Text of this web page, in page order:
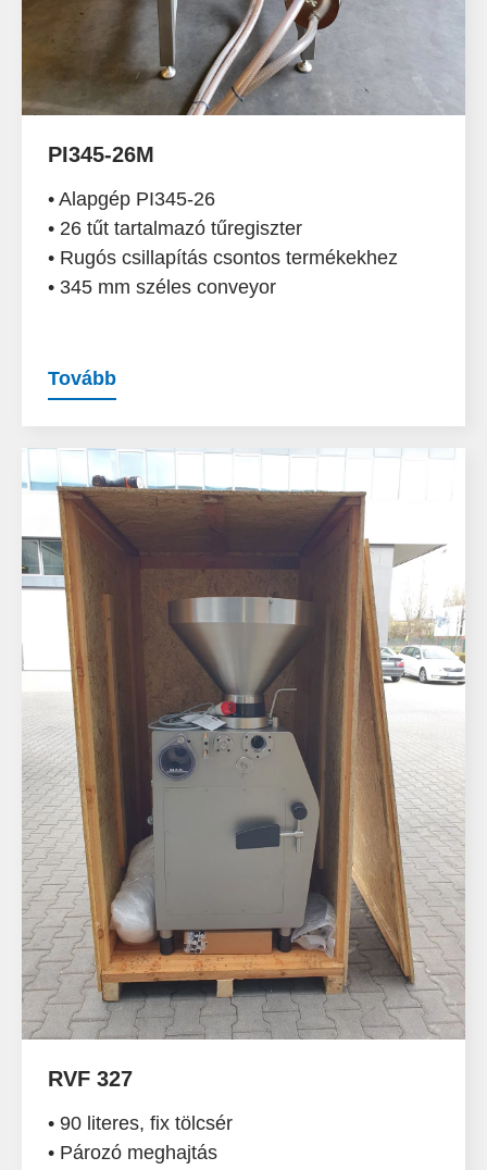
PI345-26M
• Alapgép PI345-26
• 26 tűt tartalmazó tűregiszter
• Rugós csillapítás csontos termékekhez
• 345 mm széles conveyor
Tovább
RVF 327
• 90 literes, fix tölcsér
• Pározó meghajtás